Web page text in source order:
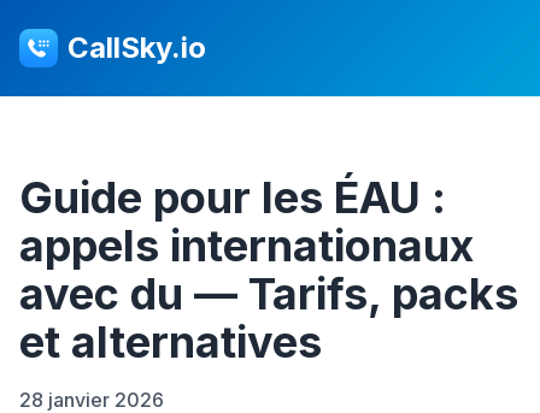
CallSky.io
Guide pour les ÉAU :
appels internationaux
avec du — Tarifs, packs
et alternatives
28 janvier 2026